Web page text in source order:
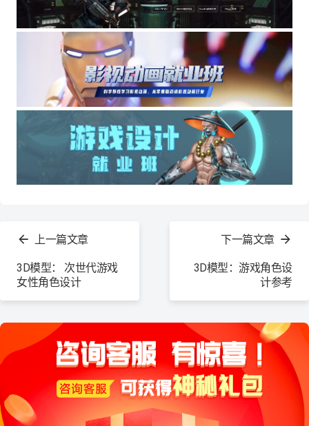
上一篇文章
3D模型： 次世代游戏
女性角色设计
下一篇文章
3D模型：游戏角色设
计参考